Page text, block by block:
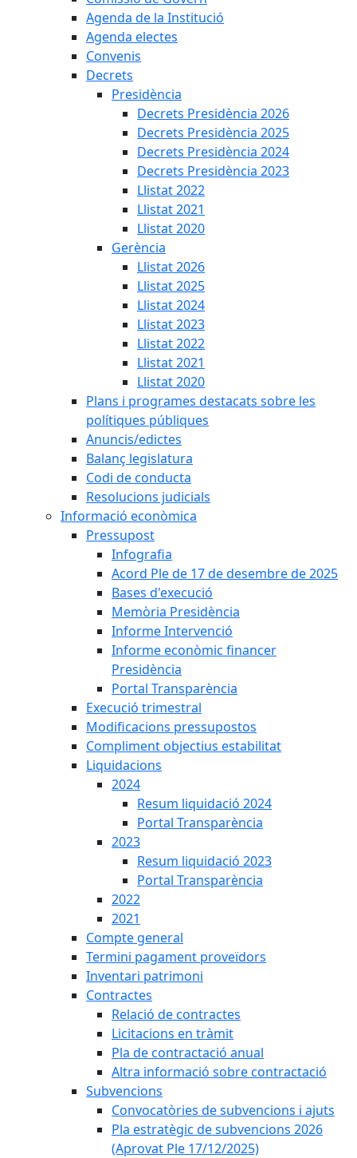
Agenda de la Institució
Agenda electes
Convenis
Decrets
Presidència
Decrets Presidència 2026
Decrets Presidència 2025
Decrets Presidència 2024
Decrets Presidència 2023
Llistat 2022
Llistat 2021
Llistat 2020
Gerència
Llistat 2026
Llistat 2025
Llistat 2024
Llistat 2023
Llistat 2022
Llistat 2021
Llistat 2020
Plans i programes destacats sobre les
polítiques públiques
Anuncis/edictes
Balanç legislatura
Codi de conducta
Resolucions judicials
Informació econòmica
Pressupost
Infografia
Acord Ple de 17 de desembre de 2025
Bases d'execució
Memòria Presidència
Informe Intervenció
Informe econòmic financer
Presidència
Portal Transparència
Execució trimestral
Modificacions pressupostos
Compliment objectius estabilitat
Liquidacions
2024
Resum liquidació 2024
Portal Transparència
2023
Resum liquidació 2023
Portal Transparència
2022
2021
Compte general
Termini pagament proveïdors
Inventari patrimoni
Contractes
Relació de contractes
Licitacions en tràmit
Pla de contractació anual
Altra informació sobre contractació
Subvencions
Convocatòries de subvencions i ajuts
Pla estratègic de subvencions 2026
(Aprovat Ple 17/12/2025)